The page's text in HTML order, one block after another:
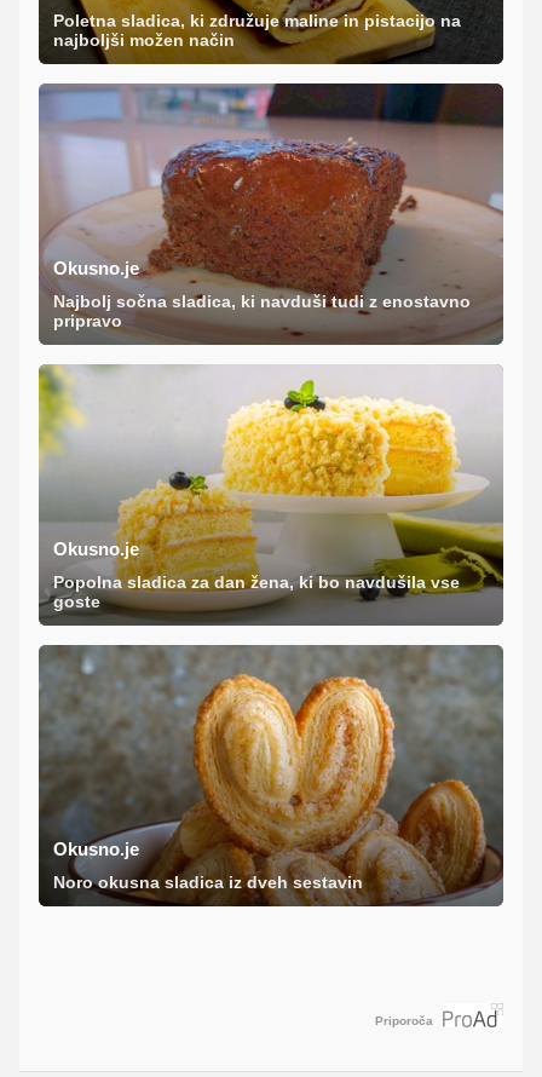
Poletna sladica, ki združuje maline in pistacijo na
najboljši možen način
Okusno.je
Najbolj sočna sladica, ki navduši tudi z enostavno
pripravo
Okusno.je
Popolna sladica za dan žena, ki bo navdušila vse
goste
Okusno.je
Noro okusna sladica iz dveh sestavin
Priporoča